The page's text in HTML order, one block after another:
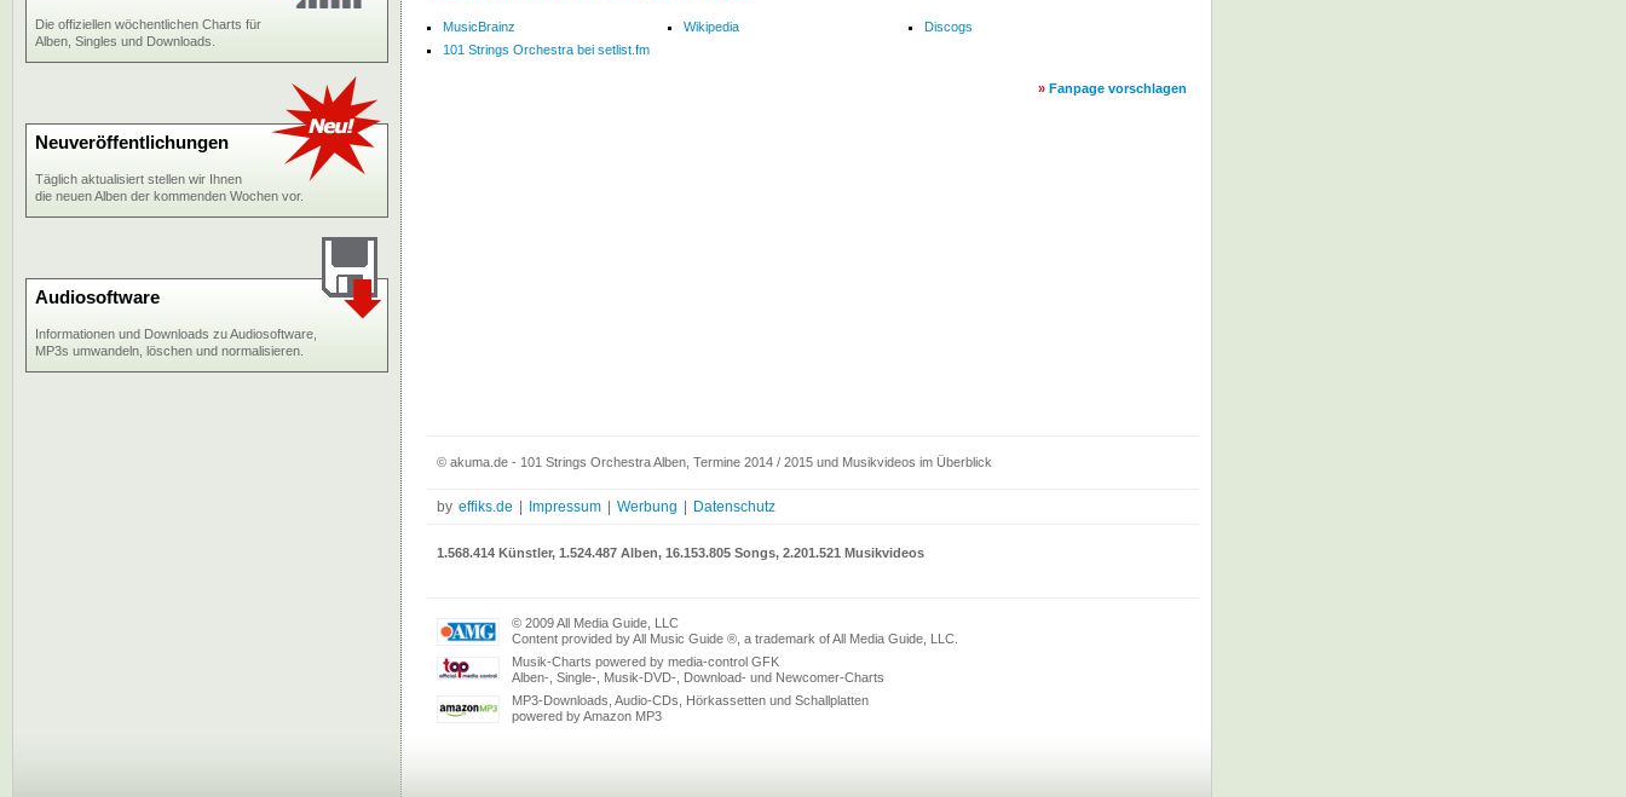
MusicBrainz Wikipedia
Discogs
101 Strings Orchestra bei setlist.fm
» Fanpage vorschlagen
Die offiziellen wöchentlichen Charts für
Alben, Singles und Downloads.
Neuveröffentlichungen
Täglich aktualisiert stellen wir Ihnen
die neuen Alben der kommenden Wochen vor.
Audiosoftware
Informationen und Downloads zu Audiosoftware,
MP3s umwandeln, löschen und normalisieren.
© akuma.de - 101 Strings Orchestra Alben, Termine 2014 / 2015 und Musikvideos im Überblick
by effiks.de Impressum Werbung Datenschutz
1.568.414 Künstler, 1.524.487 Alben, 16.153.805 Songs, 2.201.521 Musikvideos
© 2009 All Media Guide, LLC
Content provided by All Music Guide ®, a trademark of All Media Guide, LLC.
Musik-Charts powered by media-control GFK
Alben-, Single-, Musik-DVD-, Download- und Newcomer-Charts
MP3-Downloads, Audio-CDs, Hörkassetten und Schallplatten
powered by Amazon MP3